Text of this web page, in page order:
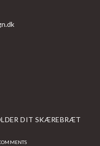
Opens
DIT SKÆREBRÆT